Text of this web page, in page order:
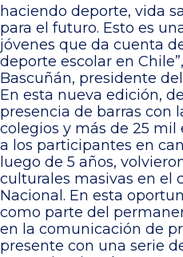
haciendo deporte, vida
para el futuro. Esto es
jóvenes que da cuenta
deporte escolar en
Bascuñán, presidente
En esta nueva edición,
presencia de barras con
colegios y más de 25 mil
a los participantes en
luego de 5 años,
culturales masivas en el
Nacional. En esta
como parte del
en la comunicación de
presente con una serie